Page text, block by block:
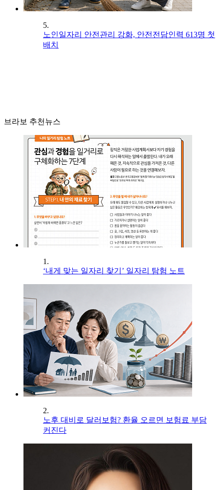
5.
노인일자리 안전관리 강화, 안전전담인력 613명 첫
배치
브라보 추천뉴스
1.
‘내게 맞는 일자리 찾기’ 일자리 탐험 노트
2.
노후 대비로 달러보험? 환율 오르면 보험료 부담
커진다